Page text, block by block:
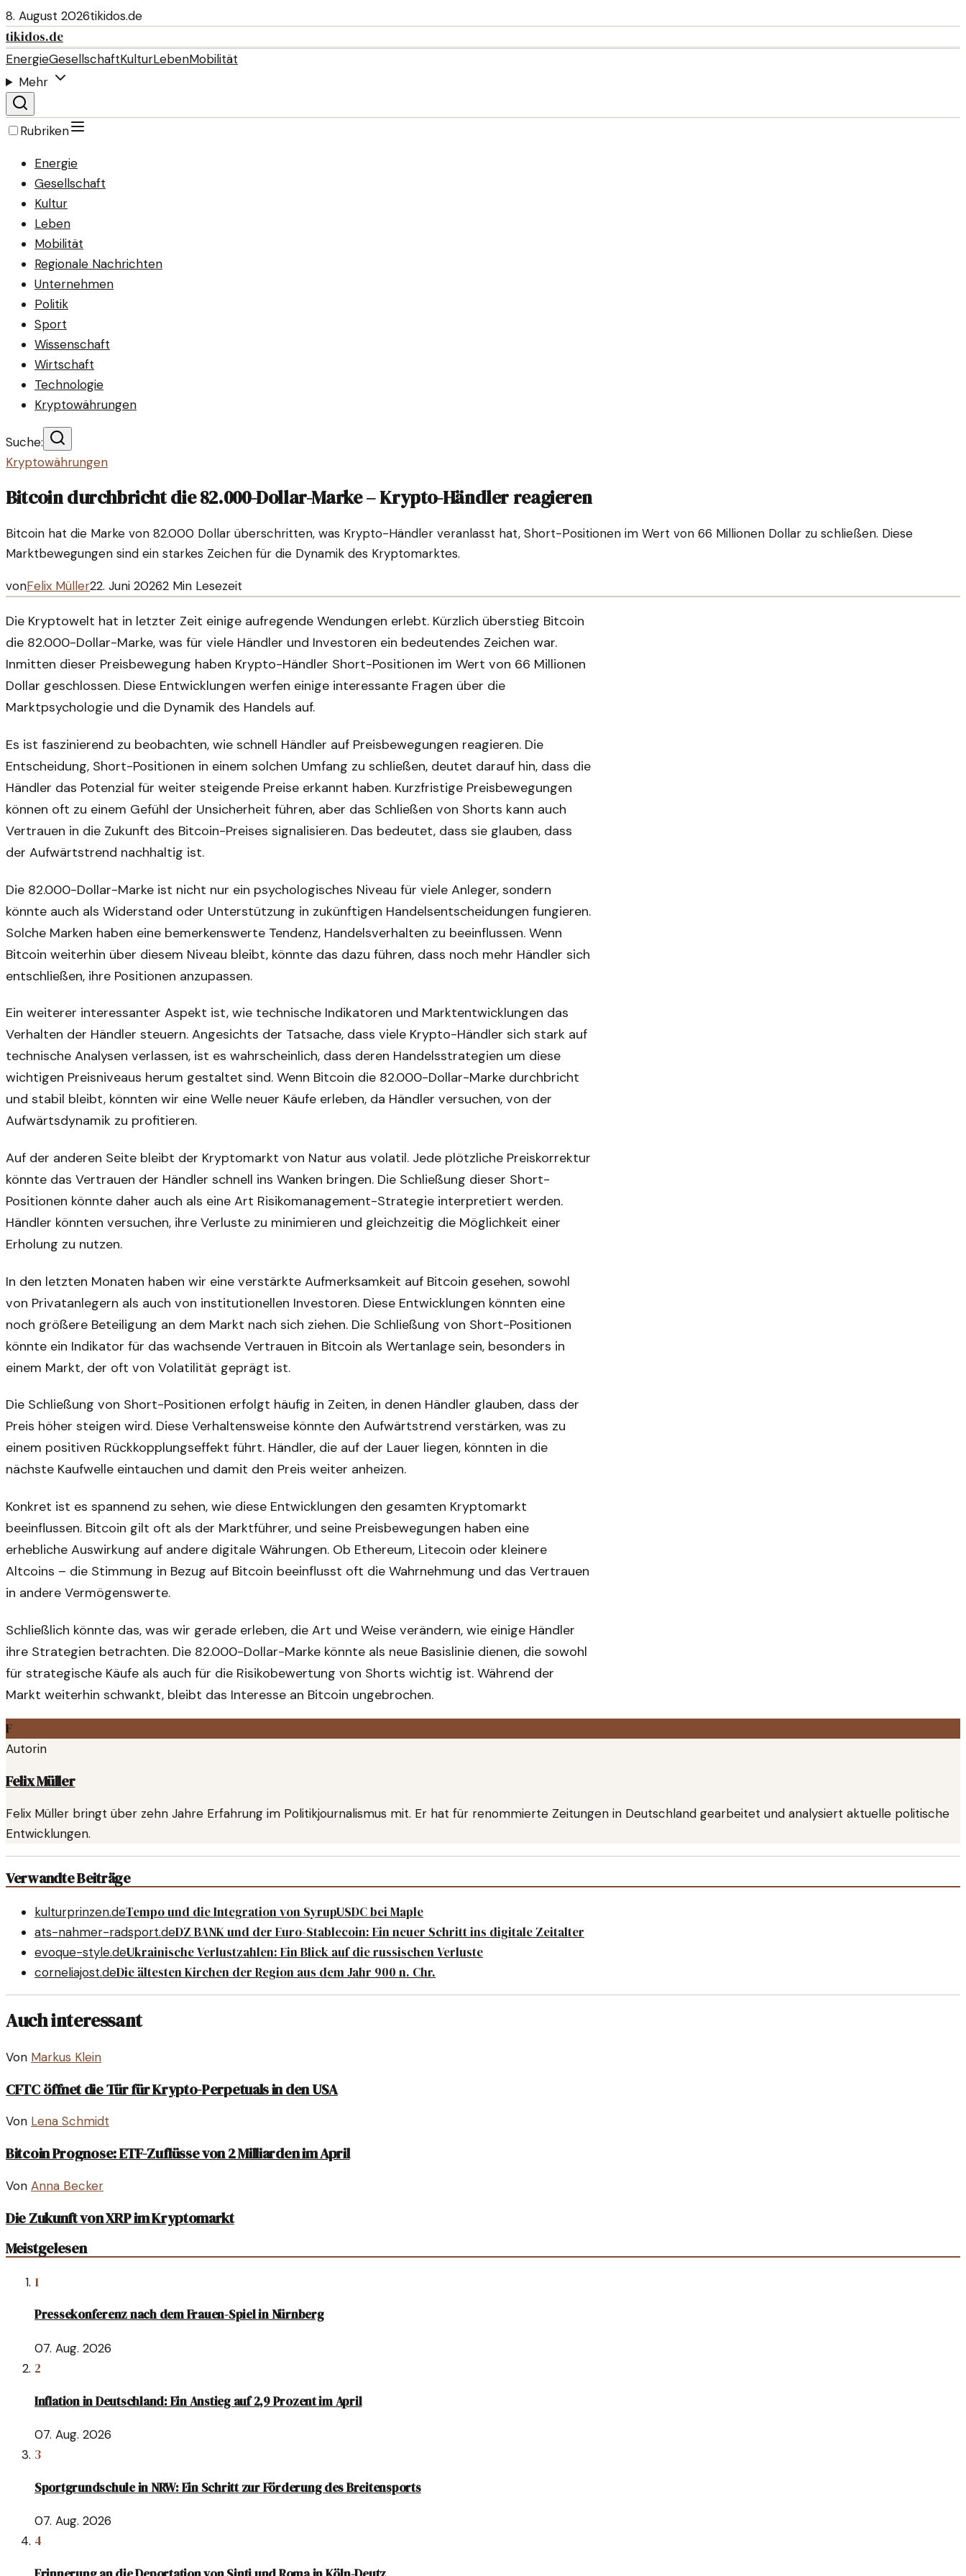
8. August 2026tikidos.de
tikidos.de
EnergieGesellschaftKulturLebenMobilität
Mehr
Rubriken
Energie
Gesellschaft
Kultur
Leben
Mobilität
Regionale Nachrichten
Unternehmen
Politik
Sport
Wissenschaft
Wirtschaft
Technologie
Kryptowährungen
Suche:
Kryptowährungen
Bitcoin durchbricht die 82.000-Dollar-Marke – Krypto-Händler reagieren
Bitcoin hat die Marke von 82.000 Dollar überschritten, was Krypto-Händler veranlasst hat, Short-Positionen im Wert von 66 Millionen Dollar zu schließen. Diese
Marktbewegungen sind ein starkes Zeichen für die Dynamik des Kryptomarktes.
vonFelix Müller22. Juni 20262 Min Lesezeit
Die Kryptowelt hat in letzter Zeit einige aufregende Wendungen erlebt. Kürzlich überstieg Bitcoin
die 82.000-Dollar-Marke, was für viele Händler und Investoren ein bedeutendes Zeichen war.
Inmitten dieser Preisbewegung haben Krypto-Händler Short-Positionen im Wert von 66 Millionen
Dollar geschlossen. Diese Entwicklungen werfen einige interessante Fragen über die
Marktpsychologie und die Dynamik des Handels auf.
Es ist faszinierend zu beobachten, wie schnell Händler auf Preisbewegungen reagieren. Die
Entscheidung, Short-Positionen in einem solchen Umfang zu schließen, deutet darauf hin, dass die
Händler das Potenzial für weiter steigende Preise erkannt haben. Kurzfristige Preisbewegungen
können oft zu einem Gefühl der Unsicherheit führen, aber das Schließen von Shorts kann auch
Vertrauen in die Zukunft des Bitcoin-Preises signalisieren. Das bedeutet, dass sie glauben, dass
der Aufwärtstrend nachhaltig ist.
Die 82.000-Dollar-Marke ist nicht nur ein psychologisches Niveau für viele Anleger, sondern
könnte auch als Widerstand oder Unterstützung in zukünftigen Handelsentscheidungen fungieren.
Solche Marken haben eine bemerkenswerte Tendenz, Handelsverhalten zu beeinflussen. Wenn
Bitcoin weiterhin über diesem Niveau bleibt, könnte das dazu führen, dass noch mehr Händler sich
entschließen, ihre Positionen anzupassen.
Ein weiterer interessanter Aspekt ist, wie technische Indikatoren und Marktentwicklungen das
Verhalten der Händler steuern. Angesichts der Tatsache, dass viele Krypto-Händler sich stark auf
technische Analysen verlassen, ist es wahrscheinlich, dass deren Handelsstrategien um diese
wichtigen Preisniveaus herum gestaltet sind. Wenn Bitcoin die 82.000-Dollar-Marke durchbricht
und stabil bleibt, könnten wir eine Welle neuer Käufe erleben, da Händler versuchen, von der
Aufwärtsdynamik zu profitieren.
Auf der anderen Seite bleibt der Kryptomarkt von Natur aus volatil. Jede plötzliche Preiskorrektur
könnte das Vertrauen der Händler schnell ins Wanken bringen. Die Schließung dieser Short-
Positionen könnte daher auch als eine Art Risikomanagement-Strategie interpretiert werden.
Händler könnten versuchen, ihre Verluste zu minimieren und gleichzeitig die Möglichkeit einer
Erholung zu nutzen.
In den letzten Monaten haben wir eine verstärkte Aufmerksamkeit auf Bitcoin gesehen, sowohl
von Privatanlegern als auch von institutionellen Investoren. Diese Entwicklungen könnten eine
noch größere Beteiligung an dem Markt nach sich ziehen. Die Schließung von Short-Positionen
könnte ein Indikator für das wachsende Vertrauen in Bitcoin als Wertanlage sein, besonders in
einem Markt, der oft von Volatilität geprägt ist.
Die Schließung von Short-Positionen erfolgt häufig in Zeiten, in denen Händler glauben, dass der
Preis höher steigen wird. Diese Verhaltensweise könnte den Aufwärtstrend verstärken, was zu
einem positiven Rückkopplungseffekt führt. Händler, die auf der Lauer liegen, könnten in die
nächste Kaufwelle eintauchen und damit den Preis weiter anheizen.
Konkret ist es spannend zu sehen, wie diese Entwicklungen den gesamten Kryptomarkt
beeinflussen. Bitcoin gilt oft als der Marktführer, und seine Preisbewegungen haben eine
erhebliche Auswirkung auf andere digitale Währungen. Ob Ethereum, Litecoin oder kleinere
Altcoins – die Stimmung in Bezug auf Bitcoin beeinflusst oft die Wahrnehmung und das Vertrauen
in andere Vermögenswerte.
Schließlich könnte das, was wir gerade erleben, die Art und Weise verändern, wie einige Händler
ihre Strategien betrachten. Die 82.000-Dollar-Marke könnte als neue Basislinie dienen, die sowohl
für strategische Käufe als auch für die Risikobewertung von Shorts wichtig ist. Während der
Markt weiterhin schwankt, bleibt das Interesse an Bitcoin ungebrochen.
F
Autorin
Felix Müller
Felix Müller bringt über zehn Jahre Erfahrung im Politikjournalismus mit. Er hat für renommierte Zeitungen in Deutschland gearbeitet und analysiert aktuelle politische
Entwicklungen.
Verwandte Beiträge
kulturprinzen.deTempo und die Integration von SyrupUSDC bei Maple
ats-nahmer-radsport.deDZ BANK und der Euro-Stablecoin: Ein neuer Schritt ins digitale Zeitalter
evoque-style.deUkrainische Verlustzahlen: Ein Blick auf die russischen Verluste
corneliajost.deDie ältesten Kirchen der Region aus dem Jahr 900 n. Chr.
Auch interessant
Von Markus Klein
CFTC öffnet die Tür für Krypto-Perpetuals in den USA
Von Lena Schmidt
Bitcoin Prognose: ETF-Zuflüsse von 2 Milliarden im April
Von Anna Becker
Die Zukunft von XRP im Kryptomarkt
Meistgelesen
1
Pressekonferenz nach dem Frauen-Spiel in Nürnberg
07. Aug. 2026
2
Inflation in Deutschland: Ein Anstieg auf 2,9 Prozent im April
07. Aug. 2026
3
Sportgrundschule in NRW: Ein Schritt zur Förderung des Breitensports
07. Aug. 2026
4